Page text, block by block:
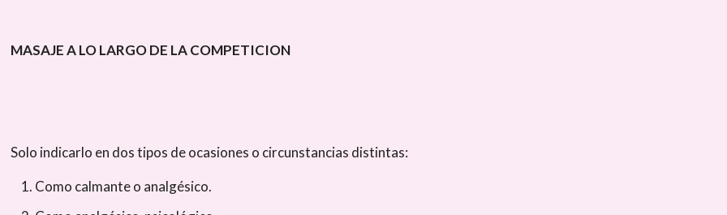
MASAJE A LO LARGO DE LA COMPETICION
Solo indicarlo en dos tipos de ocasiones o circunstancias distintas:
Como calmante o analgésico.